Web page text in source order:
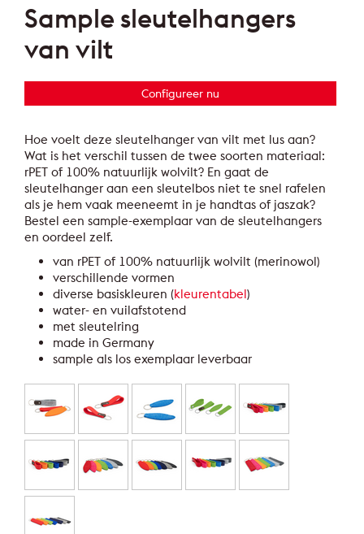
Sample sleutelhangers
van vilt
Configureer nu
Hoe voelt deze sleutelhanger van vilt met lus aan?
Wat is het verschil tussen de twee soorten materiaal:
rPET of 100% natuurlijk wolvilt? En gaat de
sleutelhanger aan een sleutelbos niet te snel rafelen
als je hem vaak meeneemt in je handtas of jaszak?
Bestel een sample-exemplaar van de sleutelhangers
en oordeel zelf.
van rPET of 100% natuurlijk wolvilt (merinowol)
verschillende vormen
diverse basiskleuren (kleurentabel)
water- en vuilafstotend
met sleutelring
made in Germany
sample als los exemplaar leverbaar